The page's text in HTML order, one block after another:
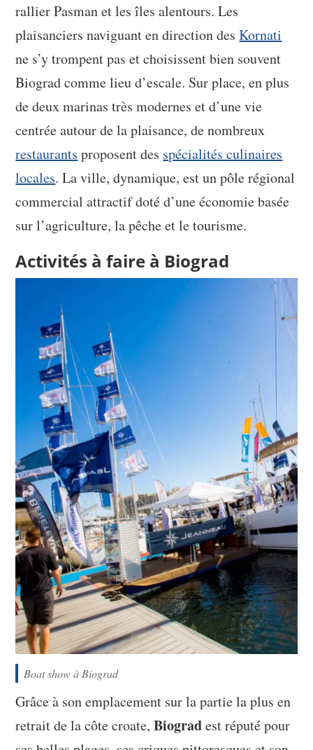
rallier Pasman et les îles alentours. Les
plaisanciers naviguant en direction desKornati
ne s’y trompent pas et choisissent bien souvent
Biograd comme lieu d’escale. Sur place, en plus
de deux marinas très modernes et d’une vie
centrée autour de la plaisance, de nombreux
restaurants proposent des spécialités culinaires
locales. La ville, dynamique, est un pôle régional
commercial attractif doté d’une économie basée
sur l’agriculture, la pêche et le tourisme.
Activités à faire à Biograd
Boat show à Biograd
Grâce à son emplacement sur la partie la plus en
retrait de la côte croate,Biogradest réputé pour